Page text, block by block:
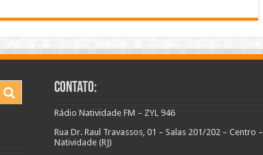
Contato:
Rádio Natividade FM – ZYL 946
Rua Dr. Raul Travassos, 01 – Salas 201/202 – Centro –
Natividade (RJ)